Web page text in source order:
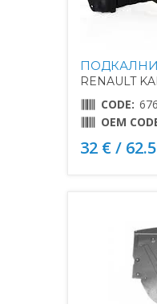
RENAULT
CODE:
OEM
32 € /